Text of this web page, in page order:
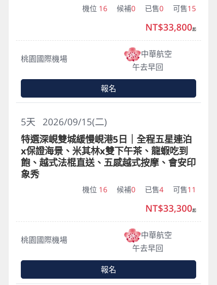
機位 16 候補0 已售0 可售15
桃園國際機場
中華航空
午去早回
NT$33,800起
報名
2026/09/15(二)
5天
特選深峴雙城緩慢峴港5日｜全程五星連泊
x保證海景、米其林x雙下午茶、龍蝦吃到
飽、越式法棍直送、五感越式按摩、會安印
象秀
機位 16 候補0 已售4 可售11
桃園國際機場
中華航空
午去早回
NT$33,300起
報名